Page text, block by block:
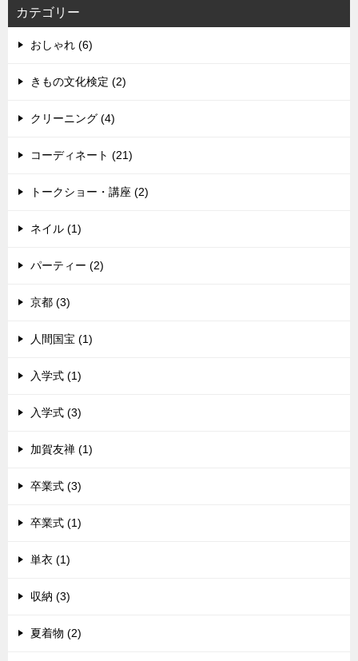
カテゴリー
おしゃれ (6)
きもの文化検定 (2)
クリーニング (4)
コーディネート (21)
トークショー・講座 (2)
ネイル (1)
パーティー (2)
京都 (3)
人間国宝 (1)
入学式 (1)
入学式 (3)
加賀友禅 (1)
卒業式 (3)
卒業式 (1)
単衣 (1)
収納 (3)
夏着物 (2)